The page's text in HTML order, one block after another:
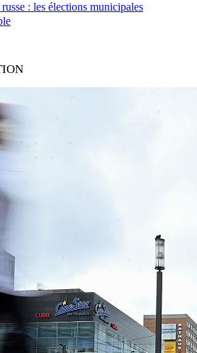
: les élections municipales